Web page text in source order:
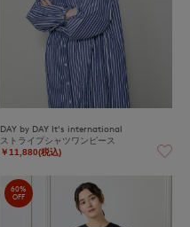
DAY by DAY It's international
ストライプシャツワンピース
￥11,880(税込)
60%
OFF